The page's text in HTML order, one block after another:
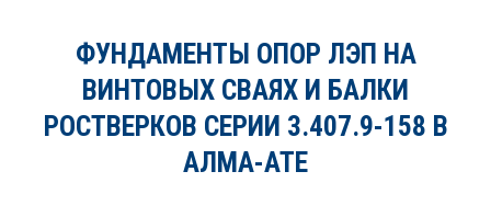
ФУНДАМЕНТЫ ОПОР ЛЭП НА
ВИНТОВЫХ СВАЯХ И БАЛКИ
РОСТВЕРКОВ СЕРИИ 3.407.9-158 В
АЛМА-АТЕ